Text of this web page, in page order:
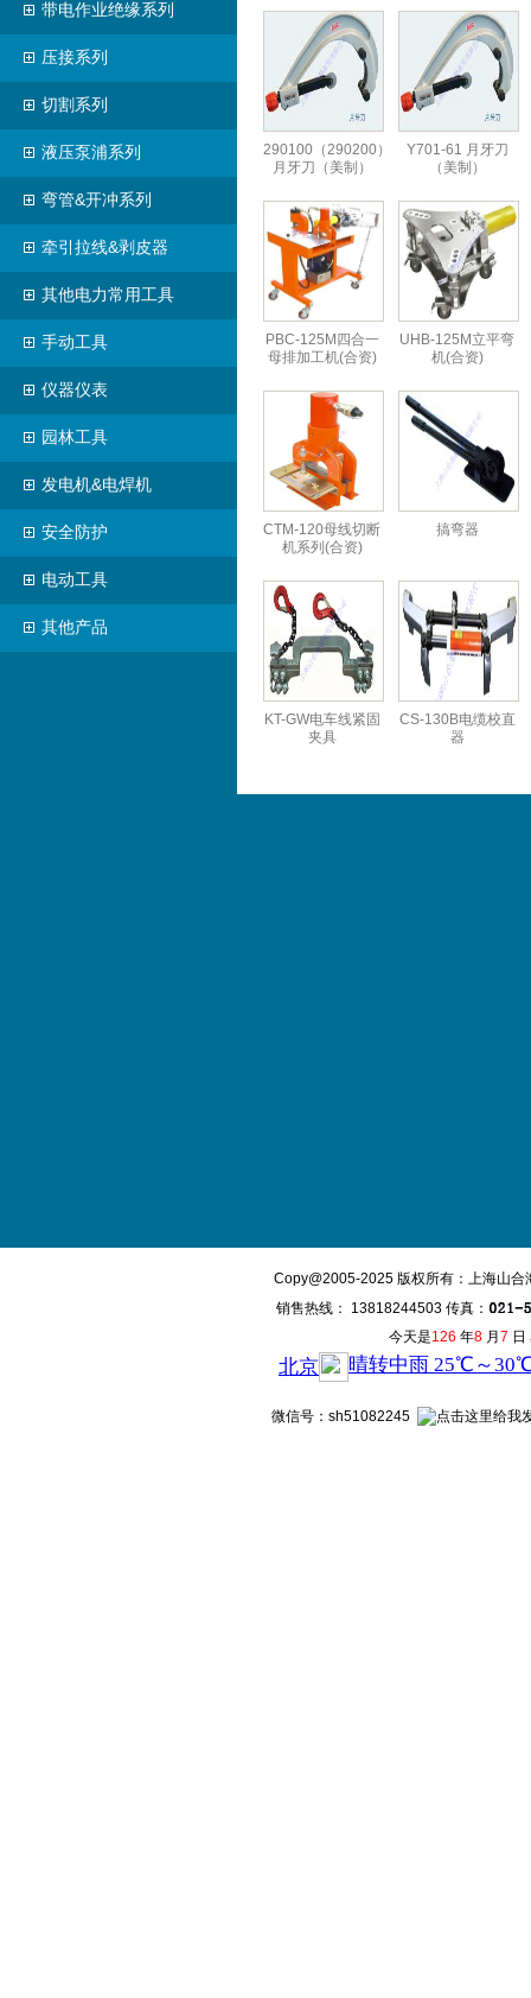
带电作业绝缘系列
压接系列
切割系列
液压泵浦系列
弯管&开冲系列
牵引拉线&剥皮器
其他电力常用工具
手动工具
仪器仪表
园林工具
发电机&电焊机
安全防护
电动工具
其他产品
290100（290200）
月牙刀（美制）
Y701-61 月牙刀
（美制）
PBC-125M四合一
母排加工机(合资)
UHB-125M立平弯
机(合资)
CTM-120母线切断
机系列(合资)
搞弯器
KT-GW电车线紧固
夹具
CS-130B电缆校直
器